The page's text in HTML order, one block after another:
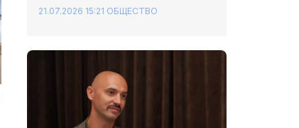
21.07.2026 15:21 ОБЩЕСТВО